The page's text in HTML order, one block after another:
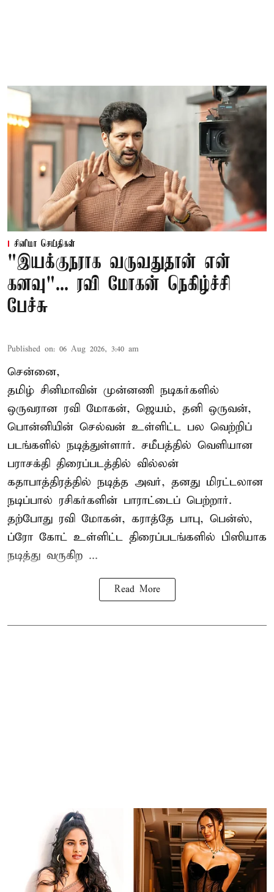
சினிமா செய்திகள்
"இயக்குநராக வருவதுதான் என்
கனவு"... ரவி மோகன் நெகிழ்ச்சி
பேச்சு
Published on: 06 Aug 2026, 3:40 am
சென்னை,
தமிழ் சினிமாவின் முன்னணி நடிகர்களில்
ஒருவரான ரவி மோகன், ஜெயம், தனி ஒருவன்,
பொன்னியின் செல்வன் உள்ளிட்ட பல வெற்றிப்
படங்களில் நடித்துள்ளார். சமீபத்தில் வெளியான
பராசக்தி திரைப்படத்தில் வில்லன்
கதாபாத்திரத்தில் நடித்த அவர், தனது மிரட்டலான
நடிப்பால் ரசிகர்களின் பாராட்டைப் பெற்றார்.
தற்போது ரவி மோகன், கராத்தே பாபு, பென்ஸ்,
ப்ரோ கோட் உள்ளிட்ட திரைப்படங்களில் பிஸியாக
நடித்து வருகிற ...
Read More